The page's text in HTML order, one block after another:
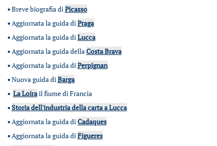
•Breve biografia diPicasso
•Aggiornata la guida diPraga
•Aggiornata la guida diLucca
•Aggiornata la guida dellaCosta Brava
•Aggiornata la guida diPerpignan
•Nuova guida diBarga
• La Loirail fiume di Francia
•Storia dell'industria della carta a Lucca
•Aggiornata la guida diCadaques
•Aggiornata la guida diFigueres